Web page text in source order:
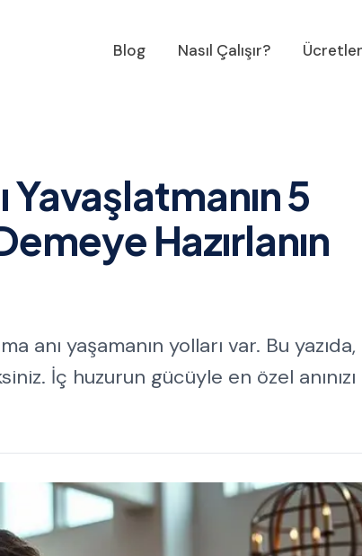
Blog Nasıl Çalışır?
5
Hazırlanın
anı yaşamanın yolları var. Bu yazıda,
İç huzurun gücüyle en özel anınızı